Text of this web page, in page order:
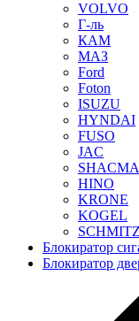
VOLVO
Г-ль
КАМ
МАЗ
Ford
Foton
ISUZU
HYNDAI
FUSO
JAC
HINO
KRONE
KOGEL
SCHMITZ
Блокиратор
Блокиратор